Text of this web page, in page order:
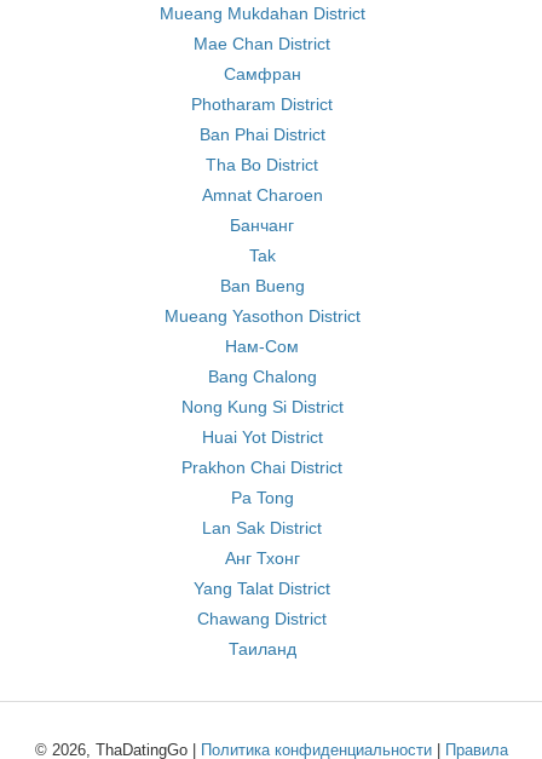
Mueang Mukdahan District
Mae Chan District
Самфран
Photharam District
Ban Phai District
Tha Bo District
Amnat Charoen
Банчанг
Tak
Ban Bueng
Mueang Yasothon District
Нам-Сом
Bang Chalong
Nong Kung Si District
Huai Yot District
Prakhon Chai District
Pa Tong
Lan Sak District
Анг Тхонг
Yang Talat District
Chawang District
Таиланд
© 2026, ThaDatingGo | Политика конфиденциальности| Правила